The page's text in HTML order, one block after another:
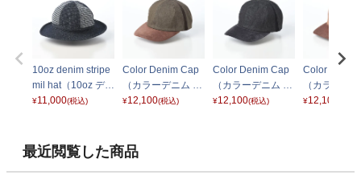
10oz denim stripe
mil hat（10oz デニ
ム ストライプ ミリ
¥11,000(税込)
Color Denim Cap
（カラーデニム キ
ャップ） グリーン
¥12,100(税込)
Color Denim Cap
（カラーデニム キ
ャップ） ブラック
¥12,100(税込)
Color Denim
（カラーデ
ャップ） ブ
¥12,100
最近閲覧した商品